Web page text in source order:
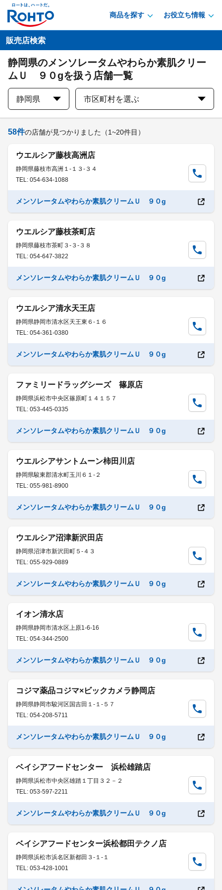
商品を探す お役立ち情報
販売店検索
静岡県のメンソレータムやわらか素肌クリー
ムＵ ９０gを扱う店舗一覧
静岡県 市区町村を選ぶ
58件の店舗が見つかりました （1~20件目）
ウエルシア藤枝高洲店
静岡県藤枝市高洲１-１３-３４
TEL: 054-634-1088
メンソレータムやわらか素肌クリームＵ ９０g
ウエルシア藤枝茶町店
静岡県藤枝市茶町３-３-３８
TEL: 054-647-3822
メンソレータムやわらか素肌クリームＵ ９０g
ウエルシア清水天王店
静岡県静岡市清水区天王東６-１６
TEL: 054-361-0380
メンソレータムやわらか素肌クリームＵ ９０g
ファミリードラッグシーズ 篠原店
静岡県浜松市中央区篠原町１４１５７
TEL: 053-445-0335
メンソレータムやわらか素肌クリームＵ ９０g
ウエルシアサントムーン柿田川店
静岡県駿東郡清水町玉川６１-２
TEL: 055-981-8900
メンソレータムやわらか素肌クリームＵ ９０g
ウエルシア沼津新沢田店
静岡県沼津市新沢田町５-４３
TEL: 055-929-0889
メンソレータムやわらか素肌クリームＵ ９０g
イオン清水店
静岡県静岡市清水区上原1-6-16
TEL: 054-344-2500
メンソレータムやわらか素肌クリームＵ ９０g
コジマ薬品コジマ×ビックカメラ静岡店
静岡県静岡市駿河区国吉田１-１-５７
TEL: 054-208-5711
メンソレータムやわらか素肌クリームＵ ９０g
ベイシアフードセンター 浜松雄踏店
静岡県浜松市中央区雄踏１丁目３２－２
TEL: 053-597-2211
メンソレータムやわらか素肌クリームＵ ９０g
ベイシアフードセンター浜松都田テクノ店
静岡県浜松市浜名区新都田３-１-１
TEL: 053-428-1001